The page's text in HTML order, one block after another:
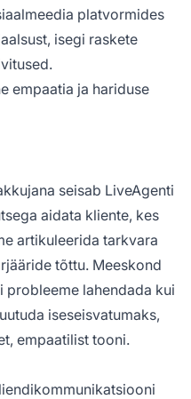
platvormides
isegi raskete
empaatia ja hariduse
seisab LiveAgenti
aidata kliente, kes
artikuleerida tarkvara
tõttu. Meeskond
probleeme lahendada kui
iseseisvatumaks,
empaatilist tooni.